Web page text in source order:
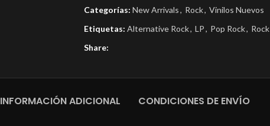
Categorías: New Arrivals, Rock, Vinilos Nuevos
Etiquetas: Alternative Rock, LP, Pop Rock, Rock
Share:
INFORMACIÓN ADICIONAL CONDICIONES DE ENVÍO